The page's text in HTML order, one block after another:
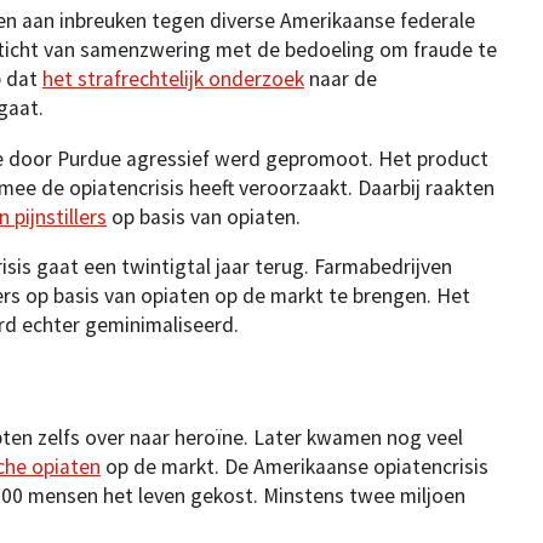
aan inbreuken tegen diverse Amerikaanse federale
van samenzwering met de bedoeling om fraude te
dat het strafrechtelijk onderzoek naar de
door Purdue agressief werd gepromoot. Het product
de opiatencrisis heeft veroorzaakt. Daarbij raakten
pijnstillers op basis van opiaten.
gaat een twintigtal jaar terug. Farmabedrijven
op basis van opiaten op de markt te brengen. Het
echter geminimaliseerd.
zelfs over naar heroïne. Later kwamen nog veel
opiaten op de markt. De Amerikaanse opiatencrisis
mensen het leven gekost. Minstens twee miljoen